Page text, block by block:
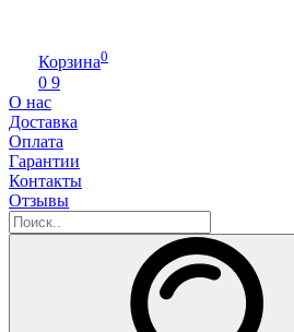
Корзина0
0 9
О нас
Доставка
Оплата
Гарантии
Контакты
Отзывы